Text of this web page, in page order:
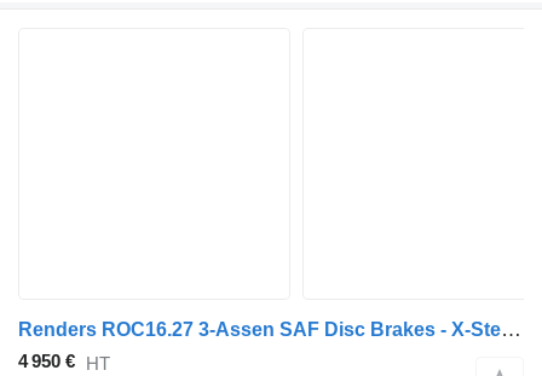
Renders ROC16.27 3-Assen SAF Disc Brakes - X-Steering - 30FT
4 950 € HT